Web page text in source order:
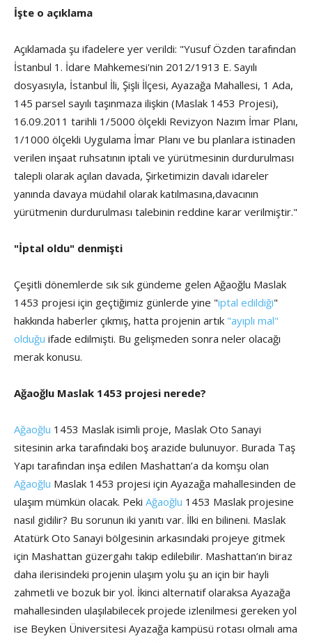
İşte o açıklama
Açıklamada şu ifadelere yer verildi: "Yusuf Özden tarafından
İstanbul 1. İdare Mahkemesi'nin 2012/1913 E. Sayılı
dosyasıyla, İstanbul İli, Şişli İlçesi, Ayazağa Mahallesi, 1 Ada,
145 parsel sayılı taşınmaza ilişkin (Maslak 1453 Projesi),
16.09.2011 tarihli 1/5000 ölçekli Revizyon Nazım İmar Planı,
1/1000 ölçekli Uygulama İmar Planı ve bu planlara istinaden
verilen inşaat ruhsatının iptali ve yürütmesinin durdurulması
talepli olarak açılan davada, Şirketimizin davalı idareler
yanında davaya müdahil olarak katılmasına,davacının
yürütmenin durdurulması talebinin reddine karar verilmiştir."
"İptal oldu" denmişti
Çeşitli dönemlerde sık sık gündeme gelen Ağaoğlu Maslak
1453 projesi için geçtiğimiz günlerde yine "iptal edildiği"
hakkında haberler çıkmış, hatta projenin artık "ayıplı mal"
olduğu ifade edilmişti. Bu gelişmeden sonra neler olacağı
merak konusu.
Ağaoğlu Maslak 1453 projesi nerede?
Ağaoğlu 1453 Maslak isimli proje, Maslak Oto Sanayi
sitesinin arka tarafındaki boş arazide bulunuyor. Burada Taş
Yapı tarafından inşa edilen Mashattan’a da komşu olan
Ağaoğlu Maslak 1453 projesi için Ayazağa mahallesinden de
ulaşım mümkün olacak. Peki Ağaoğlu 1453 Maslak projesine
nasıl gidilir? Bu sorunun iki yanıtı var. İlki en bilineni. Maslak
Atatürk Oto Sanayi bölgesinin arkasındaki projeye gitmek
için Mashattan güzergahı takip edilebilir. Mashattan’ın biraz
daha ilerisindeki projenin ulaşım yolu şu an için bir hayli
zahmetli ve bozuk bir yol. İkinci alternatif olaraksa Ayazağa
mahallesinden ulaşılabilecek projede izlenilmesi gereken yol
ise Beyken Üniversitesi Ayazağa kampüsü rotası olmalı ama